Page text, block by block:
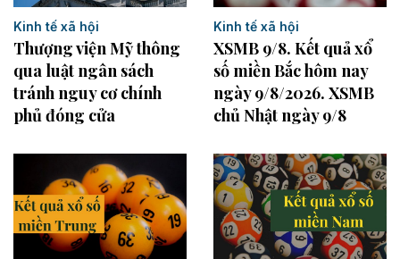
Kinh tế xã hội
Thượng viện Mỹ thông
qua luật ngân sách
tránh nguy cơ chính
phủ đóng cửa
Kinh tế xã hội
XSMB 9/8. Kết quả xổ
số miền Bắc hôm nay
ngày 9/8/2026. XSMB
chủ Nhật ngày 9/8